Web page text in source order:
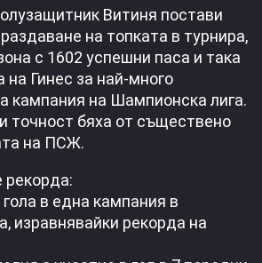
Витиня постави
на топката в турнира,
с 1602 успешни паса и така
на Гинес за най-много
кампания на Шампионска лига.
точност бяха от съществено
на ПСЖ.
рекорда:
в една кампания в
изравнявайки рекорда на